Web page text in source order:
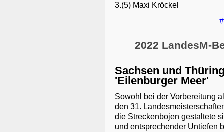
3.(5) Maxi Kröckel
2022 LandesM-
Sachsen und
'Eilenburger Meer'
Sowohl bei der Vorbereitung
den 31.
die Streckenbojen gestaltete
und entsprechender Untiefen